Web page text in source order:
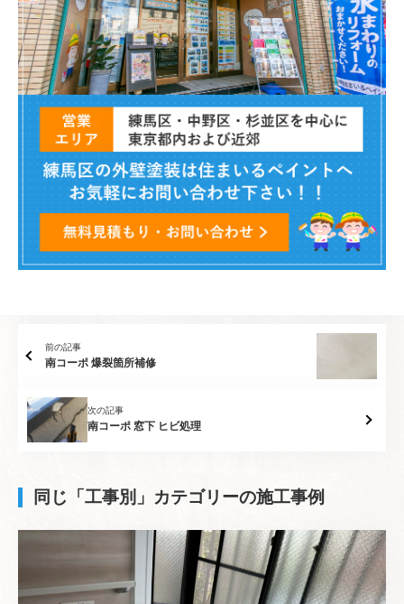
前の記事
南コーポ 爆裂箇所補修
次の記事
南コーポ 窓下 ヒビ処理
同じ「工事別」カテゴリーの施工事例